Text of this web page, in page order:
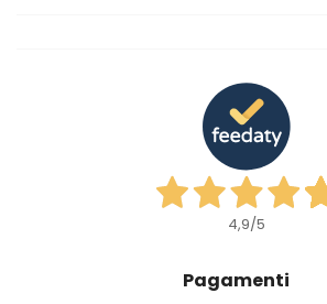
4,9/5
Pagamenti